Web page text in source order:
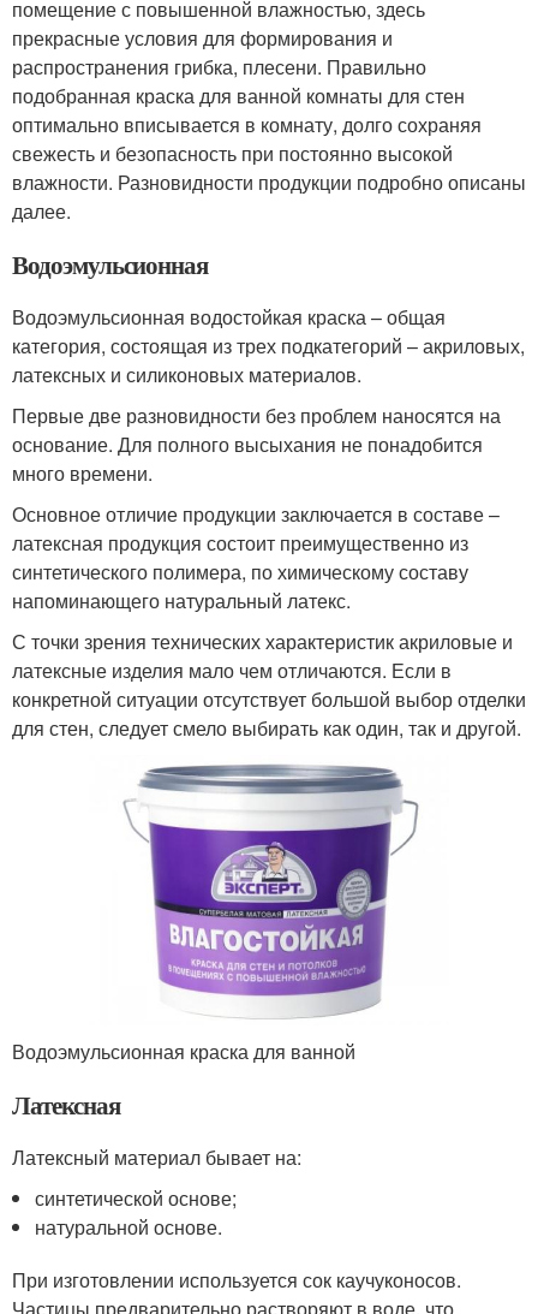
помещение с повышенной влажностью, здесь
прекрасные условия для формирования и
распространения грибка, плесени. Правильно
подобранная краска для ванной комнаты для стен
оптимально вписывается в комнату, долго сохраняя
свежесть и безопасность при постоянно высокой
влажности. Разновидности продукции подробно описаны
далее.
Водоэмульсионная
Водоэмульсионная водостойкая краска – общая
категория, состоящая из трех подкатегорий – акриловых,
латексных и силиконовых материалов.
Первые две разновидности без проблем наносятся на
основание. Для полного высыхания не понадобится
много времени.
Основное отличие продукции заключается в составе –
латексная продукция состоит преимущественно из
синтетического полимера, по химическому составу
напоминающего натуральный латекс.
С точки зрения технических характеристик акриловые и
латексные изделия мало чем отличаются. Если в
конкретной ситуации отсутствует большой выбор отделки
для стен, следует смело выбирать как один, так и другой.
Водоэмульсионная краска для ванной
Латексная
Латексный материал бывает на:
синтетической основе;
натуральной основе.
При изготовлении используется сок каучуконосов.